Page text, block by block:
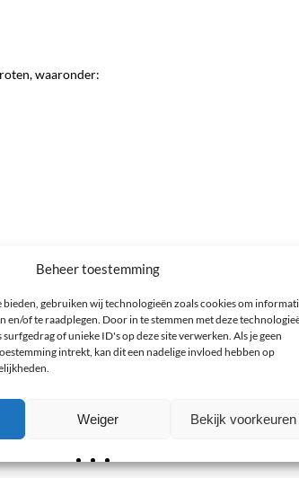
Beheer toestemming
bieden, gebruiken wij technologieën zoals cookies om
en/of te raadplegen. Door in te stemmen met deze
surfgedrag of unieke ID's op deze site verwerken. Als je geen
intrekt, kan dit een nadelige invloed hebben op
Weiger Bekijk voorkeuren
waaronder: